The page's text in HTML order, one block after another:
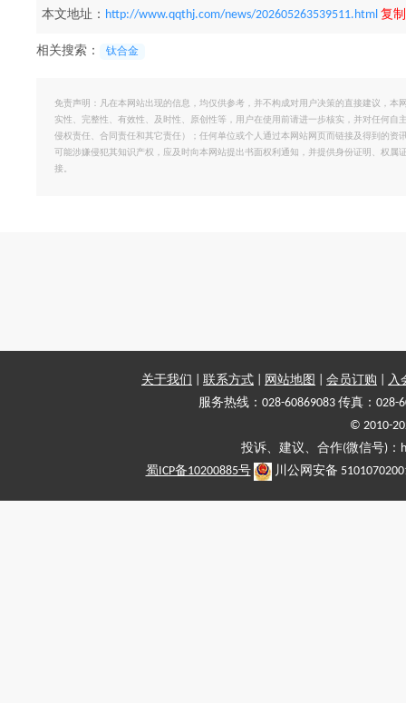
本文地址： http://www.qqthj.com/news/202605263539511.html 复
相关搜索： 钛合金
免责声明：凡在本网站出现的信息，均仅供参考，并不构成对用户决策的直接建议，
实性、完整性、有效性、及时性、原创性等，用户在使用前请进一步核实，并对任何
侵权责任、合同责任和其它责任）；任何单位或个人通过本网站网页而链接及得到的
可能涉嫌侵犯其知识产权，应及时向本网站提出书面权利通知，并提供身份证明、权
接。
关于我们 联系方式 网站地图 会员订购
入
服务热线：028-60869083 传真：028-
© 2010-
投诉、建议、合作(微信号)
蜀ICP备10200885号
川公网安备